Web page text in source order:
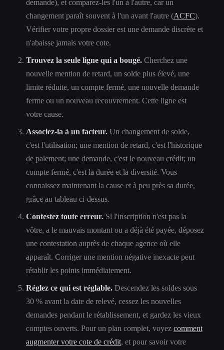
demande), et comparez-les l'un à l'autre, car un
changement paraît souvent à l'un avant l'autre (ACFC).
Vérifier votre propre dossier est une demande discrète et
n'abaisse jamais votre cote.
Trouvez la seule ligne qui a bougé. Cherchez une
nouvelle mention de retard, un solde plus élevé, une
limite réduite, un compte fermé, une nouvelle demande
ferme ou un nouveau recouvrement. Cette ligne est
votre cause.
Associez-la à un facteur. Un changement de solde,
c'est l'utilisation; une mention de retard, c'est l'historique
de paiement; une demande, c'est le nouveau crédit; un
compte fermé, c'est la durée et la diversité. Vous
connaissez maintenant la cause et à peu près sa durée,
grâce au tableau ci-dessus.
Contestez toute erreur. Si l'inscription n'est pas la
vôtre, a le mauvais montant ou a déjà été payée, déposez
une contestation auprès de chaque agence où elle
apparaît. Corriger une mention négative inexacte peut
rétablir les points immédiatement.
Réglez ce qui est réglable. Descendez les soldes sous
30 % avant la date de relevé, cessez les nouvelles
demandes pendant le rétablissement, et gardez les vieux
comptes ouverts. Pour un plan complet, voyez comment
augmenter votre cote de crédit, et pour savoir votre